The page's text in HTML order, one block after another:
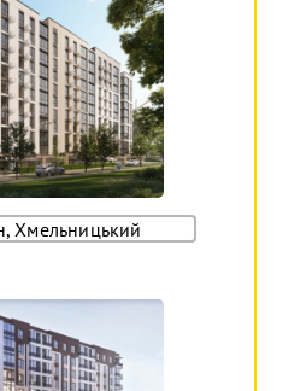
Хмельницький